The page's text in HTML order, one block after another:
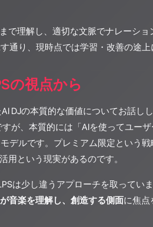
で理解し、適切な文脈でナレーシ
通り、現時点では学習・改善の途
の視点から
DJの本質的な価値についてお話し
が、本質的には「AIを使ってユー
デルです。プレミアム限定という
用という現実があるのです。
は少し違うアプローチを取ってい
音楽を理解し、創造する側面に焦点